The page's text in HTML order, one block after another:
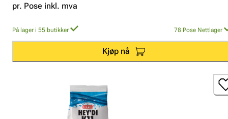
pr. Pose inkl. mva
På lager i 55 butikker 78 Pose Nettlager
Kjøp nå